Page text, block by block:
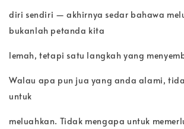
diri sendiri — akhirnya sedar bahawa
bukanlah petanda kita
lemah, tetapi satu langkah yang
Walau apa pun jua yang anda alami,
untuk
meluahkan. Tidak mengapa untuk